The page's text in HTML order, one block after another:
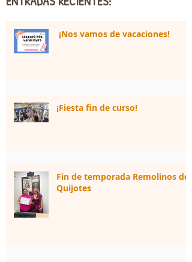
¡Nos vamos de vacaciones!
¡Fiesta fin de curso!
Fin de temporada Remolinos de
Quijotes